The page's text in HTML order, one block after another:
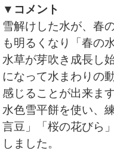
▼コメント
雪解けした水が、春
も明るくなり「春の
水草が芽吹き成長し
になって水まわりの
感じることが出来ます
水色雪平餅を使い、
言豆」「桜の花びら
しました。